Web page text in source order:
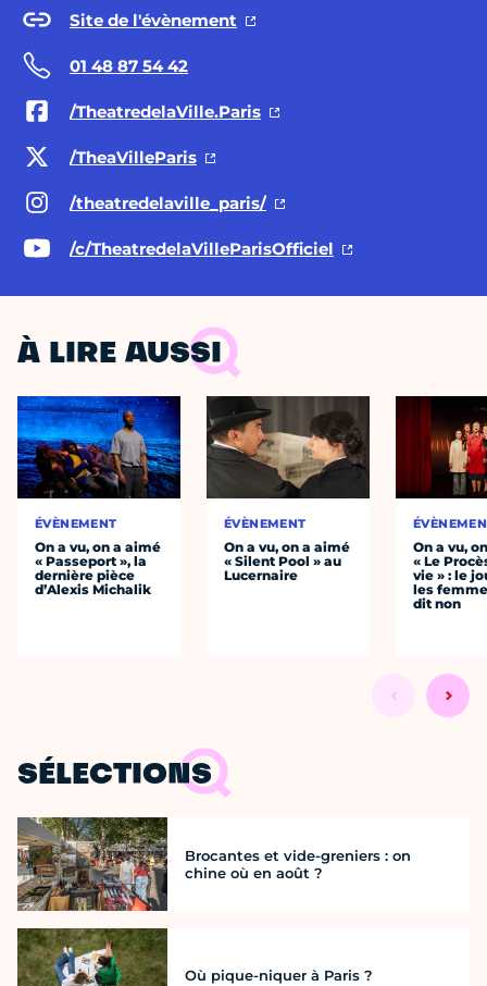
Site de l'évènement
01 48 87 54 42
/TheatredelaVille.Paris
/TheaVilleParis
/theatredelaville_paris/
/c/TheatredelaVilleParisOfficiel
À LIRE AUSSI
ÉVÈNEMENT
On a vu, on a aimé
« Passeport », la
dernière pièce
d’Alexis Michalik
ÉVÈNEMENT
On a vu, on a aimé
« Silent Pool » au
Lucernaire
On a vu,
« Le
vie » : le
les
dit non
SÉLECTIONS
Brocantes et vide-greniers : on
chine où en août ?
Où pique-niquer à Paris ?